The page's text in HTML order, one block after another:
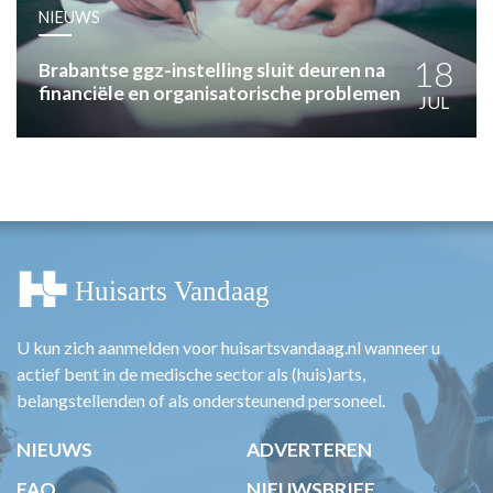
PRAKTIJKZAKEN
TARIEVEN
VPHUISARTSEN
MEDISCHE VAKHANDEL
NIEUWS
Brabantse ggz-instelling sluit deuren na
financiële en organisatorische problemen
18
JUL
U kun zich aanmelden voor huisartsvandaag.nl wanneer u
actief bent in de medische sector als (huis)arts,
belangstellenden of als ondersteunend personeel.
NIEUWS
ADVERTEREN